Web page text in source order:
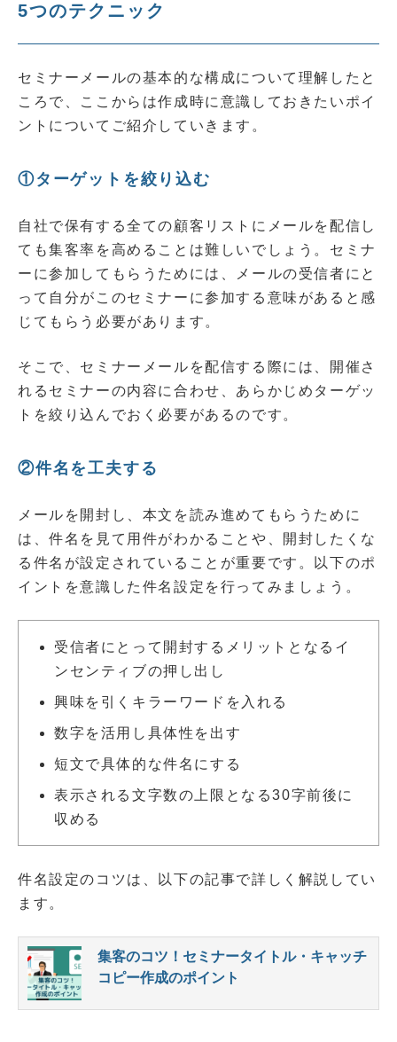
5つのテクニック
セミナーメールの基本的な構成について理解したと
ころで、ここからは作成時に意識しておきたいポイ
ントについてご紹介していきます。
①ターゲットを絞り込む
自社で保有する全ての顧客リストにメールを配信し
ても集客率を高めることは難しいでしょう。セミナ
ーに参加してもらうためには、メールの受信者にと
って自分がこのセミナーに参加する意味があると感
じてもらう必要があります。
そこで、セミナーメールを配信する際には、開催さ
れるセミナーの内容に合わせ、あらかじめターゲッ
トを絞り込んでおく必要があるのです。
②件名を工夫する
メールを開封し、本文を読み進めてもらうために
は、件名を見て用件がわかることや、開封したくな
る件名が設定されていることが重要です。以下のポ
イントを意識した件名設定を行ってみましょう。
受信者にとって開封するメリットとなるイ
ンセンティブの押し出し
興味を引くキラーワードを入れる
数字を活用し具体性を出す
短文で具体的な件名にする
表示される文字数の上限となる30字前後に
収める
件名設定のコツは、以下の記事で詳しく解説してい
ます。
集客のコツ！セミナータイトル・キャッチ
コピー作成のポイント